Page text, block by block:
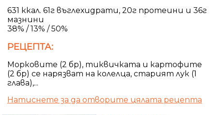
631 ккал. 61г въглехидрати, 20г протеини и 36г
мазнини
38% / 13% / 50%
РЕЦЕПТА:
Морковите (2 бр), тиквичката и картофите
(2 бр) се нарязват на колелца, старият лук (1
глава),...
Натиснете за да отворите цялата рецепта